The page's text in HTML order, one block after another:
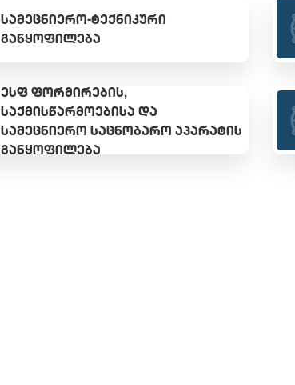
ᲡᲐᲛᲔᲪᲜᲘᲔᲠᲝ-ᲢᲔᲥᲜᲘᲙᲣᲠᲘ
ᲒᲐᲜᲧᲝᲤᲘᲚᲔᲑᲐ
ᲔᲡᲤ ᲤᲝᲠᲛᲘᲠᲔᲑᲘᲡ,
ᲡᲐᲥᲛᲘᲡᲬᲐᲠᲛᲝᲔᲑᲘᲡᲐ ᲓᲐ
ᲡᲐᲛᲔᲪᲜᲘᲔᲠᲝ ᲡᲐᲪᲜᲝᲑᲐᲠᲝ ᲐᲞᲐᲠᲐᲢᲘᲡ
ᲒᲐᲜᲧᲝᲤᲘᲚᲔᲑᲐ